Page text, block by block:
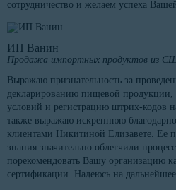
сотрудничество и желаем успеха
ИП Ванин
Продажа импортных продуктов из
Выражаю признательность за
декларированию пищевой продукции,
условий и регистрацию штрих-кодов
также выражаю искреннюю
клиентами Никитиной Елизавете. Ее
знания значительно облегчили
порекомендовать Вашу организацию
сертификации. Надеюсь на дальнейшее